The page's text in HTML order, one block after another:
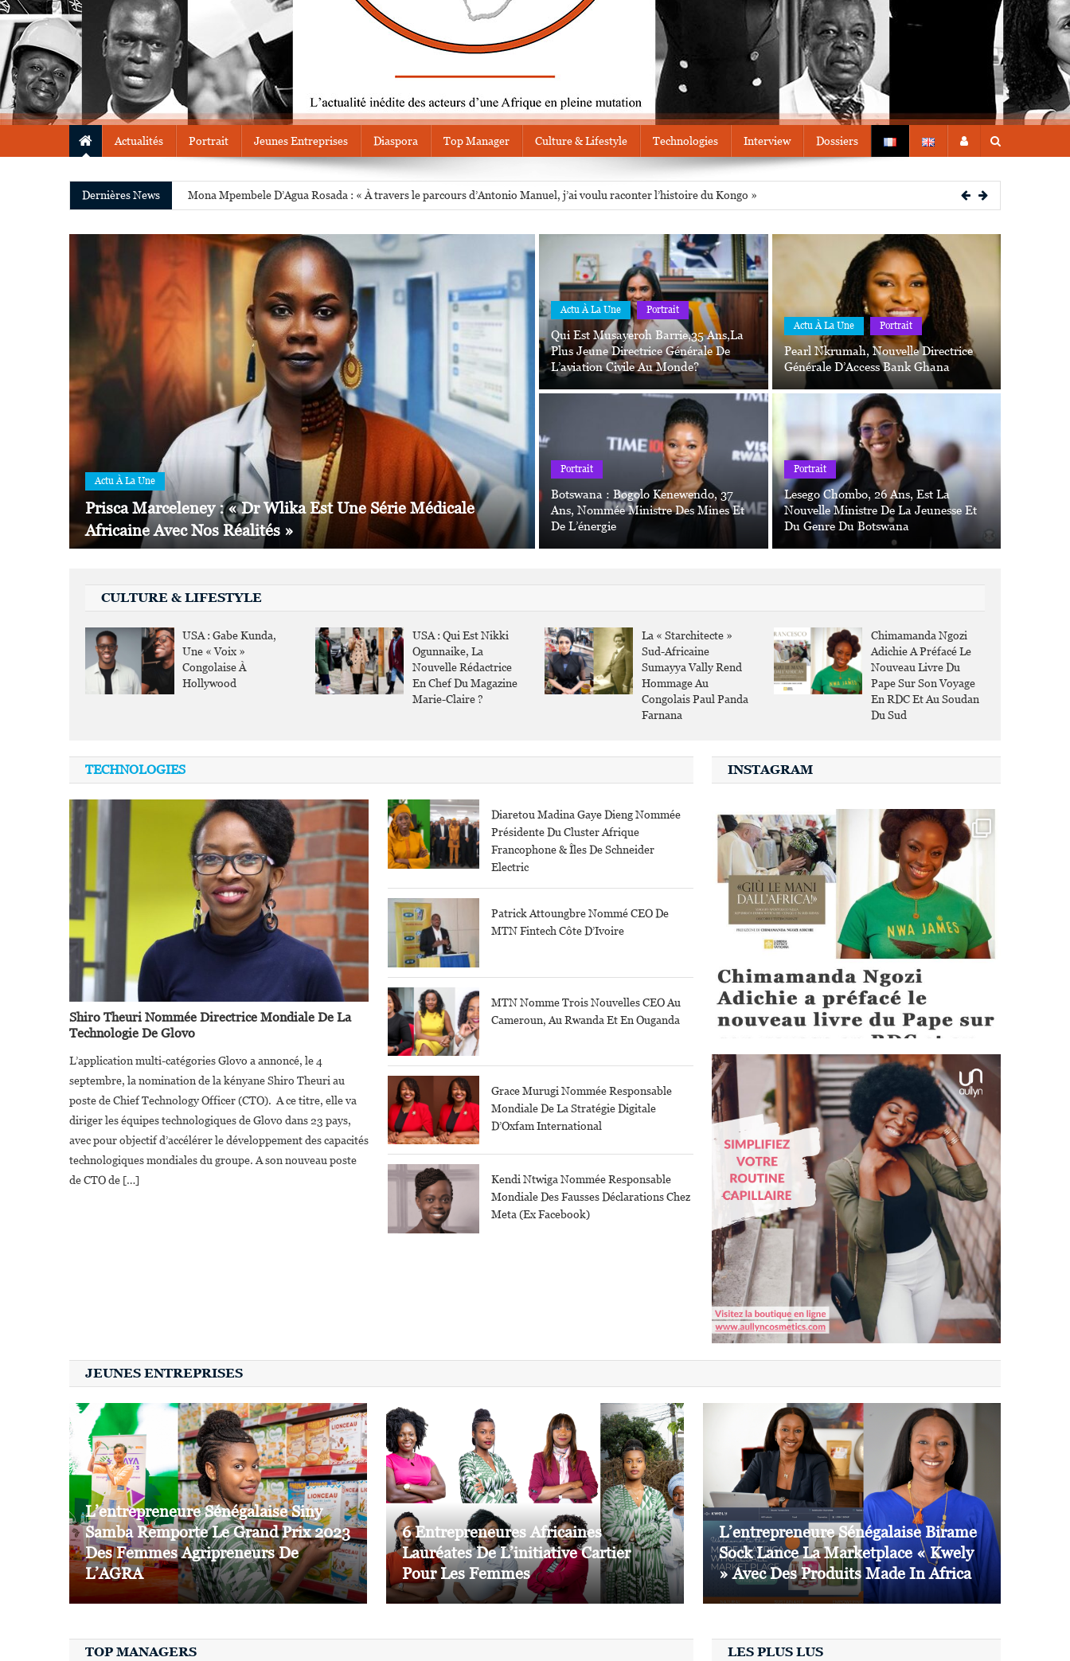
Actualités Portrait Jeunes Entreprises Diaspora Top Manager Culture & Lifestyle Technologies Interview Dossiers
Dernières News
Tânia Paiva devient la plus jeune directrice des services de renseignement angolais
Mona Mpembele D’Agua Rosada : « À travers le parcours d’Antonio Manuel, j’ai voulu raconter l’histoire du Kongo »
Cany Jobe nommée Directrice Générale de la Commission pétrolière de Gambie
Rétrospective:30 Congolais nommés et primés en 2025
Tânia Paiva devient la plus jeune directrice des services de renseignement angolais
Mona Mpembele D’Agua Rosada : « À travers le parcours d’Antonio Manuel, j’ai voulu raconter l’histoire du Kongo »
Actu À La Une
Prisca Marceleney : « Dr Wlika Est Une Série Médicale
Africaine Avec Nos Réalités »
Actu À La Une
Cany Jobe Nommée Directrice Générale De La Commission
Pétrolière De Gambie
Actu À La Une Portrait
Qui Est Musayeroh Barrie,35 Ans,la
Plus Jeune Directrice Générale De
L’aviation Civile Au Monde?
Actu À La Une Portrait
Pearl Nkrumah, Nouvelle Directrice
Générale D’Access Bank Ghana
Portrait
Botswana : Bogolo Kenewendo, 37
Ans, Nommée Ministre Des Mines Et
De L’énergie
Portrait
Lesego Chombo, 26 Ans, Est La
Nouvelle Ministre De La Jeunesse Et
Du Genre Du Botswana
CULTURE & LIFESTYLE
USA : Gabe Kunda,
Une « Voix »
Congolaise À
Hollywood
USA : Qui Est Nikki
Ogunnaike, La
Nouvelle Rédactrice
En Chef Du Magazine
Marie-Claire ?
La « Starchitecte »
Sud-Africaine
Sumayya Vally Rend
Hommage Au
Congolais Paul Panda
Farnana
Chimamanda Ngozi
Adichie A Préfacé Le
Nouveau Livre Du
Pape Sur Son Voyage
En RDC Et Au Soudan
Du Sud
TECHNOLOGIES
Shiro Theuri Nommée Directrice Mondiale De La
Technologie De Glovo
L’application multi-catégories Glovo a annoncé, le 4
septembre, la nomination de la kényane Shiro Theuri au
poste de Chief Technology Officer (CTO). A ce titre, elle va
diriger les équipes technologiques de Glovo dans 23 pays,
avec pour objectif d’accélérer le développement des capacités
technologiques mondiales du groupe. A son nouveau poste
de CTO de […]
Diaretou Madina Gaye Dieng Nommée
Présidente Du Cluster Afrique
Francophone & Îles De Schneider
Electric
Patrick Attoungbre Nommé CEO De
MTN Fintech Côte D’Ivoire
MTN Nomme Trois Nouvelles CEO Au
Cameroun, Au Rwanda Et En Ouganda
Grace Murugi Nommée Responsable
Mondiale De La Stratégie Digitale
D’Oxfam International
Kendi Ntwiga Nommée Responsable
Mondiale Des Fausses Déclarations Chez
Meta (Ex Facebook)
INSTAGRAM
Suivre sur Instagram
JEUNES ENTREPRISES
L’entrepreneure Sénégalaise Siny
Samba Remporte Le Grand Prix 2023
Des Femmes Agripreneurs De
L’AGRA
6 Entrepreneures Africaines
Lauréates De L’initiative Cartier
Pour Les Femmes
L’entrepreneure Sénégalaise Birame
Sock Lance La Marketplace « Kwely
» Avec Des Produits Made In Africa
TOP MANAGERS LES PLUS LUS